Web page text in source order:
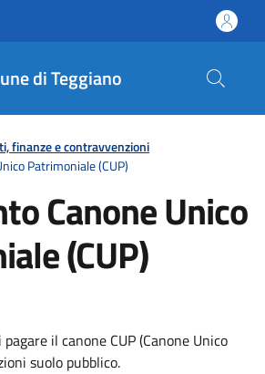
di Teggiano
evidenza
finanze e contravvenzioni
Patrimoniale (CUP)
Canone Unico
(CUP)
il canone CUP (Canone Unico
suolo pubblico.